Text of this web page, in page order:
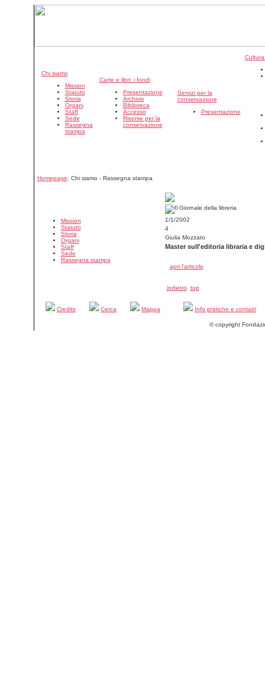
Chi siamo
Mission
Statuto
Storia
Organi
Staff
Sede
Rassegna
stampa
Carte e libri: i fondi
Presentazione
Archivio
Biblioteca
Accesso
Risorse per la
conservazione
Servizi per la
conservazione
Presentazione
Homepage: Chi siamo - Rassegna stampa
Mission
Statuto
Storia
Organi
Staff
Sede
Rassegna stampa
1/1/2002
4
Giulia Mozzato
Master sull'editoria libraria e
apri l'articolo
indietro top
Credits Cerca Mappa Info pratiche e contatti
© copyright